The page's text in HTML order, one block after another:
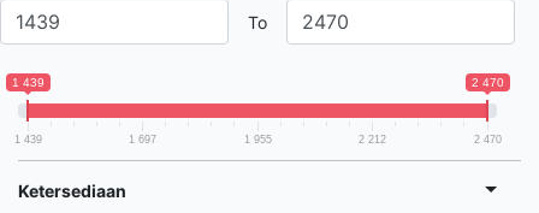
To
1 439 2 470
1 439 1 697 1 955 2 212 2 470
Ketersediaan